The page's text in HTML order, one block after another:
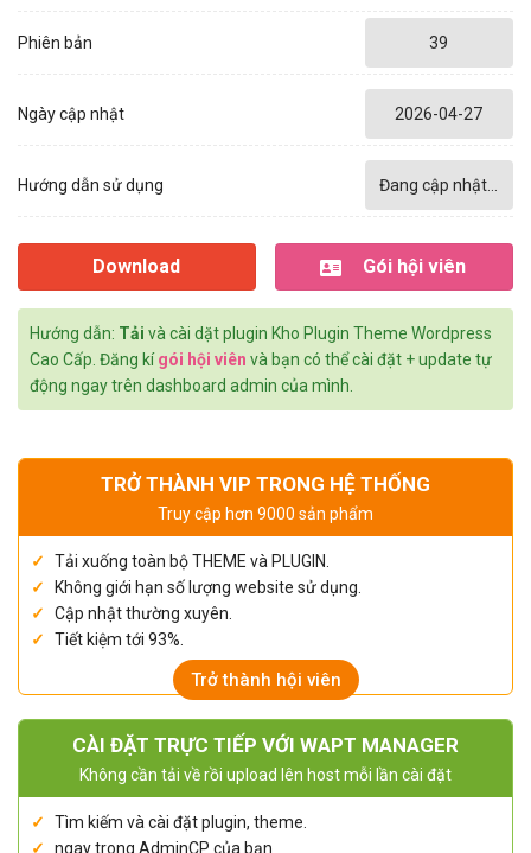
Phiên bản 39
Ngày cập nhật 2026-04-27
Hướng dẫn sử dụng Đang cập nhật...
Download Gói hội viên
Hướng dẫn: Tải và cài dặt plugin Kho Plugin Theme Wordpress
Cao Cấp. Đăng kígói hội viên và bạn có thể cài đặt + update tự
động ngay trên dashboard admin của mình.
TRỞ THÀNH VIP TRONG HỆ THỐNG
Truy cập hơn 9000 sản phẩm
Tải xuống toàn bộ THEME và PLUGIN.
Không giới hạn số lượng website sử dụng.
Cập nhật thường xuyên.
Tiết kiệm tới 93%.
Trở thành hội viên
CÀI ĐẶT TRỰC TIẾP VỚI WAPT MANAGER
Không cần tải về rồi upload lên host mỗi lần cài đặt
Tìm kiếm và cài đặt plugin, theme.
ngay trong AdminCP của bạn